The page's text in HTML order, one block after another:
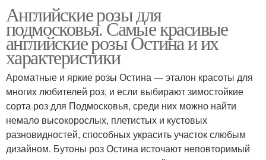
Английские розы для
подмосковья. Самые красивые
английские розы Остина и их
характеристики
Ароматные и яркие розы Остина — эталон красоты для
многих любителей роз, и если выбирают зимостойкие
сорта роз для Подмосковья, среди них можно найти
немало высокорослых, плетистых и кустовых
разновидностей, способных украсить участок слюбым
дизайном. Бутоны роз Остина источают неповторимый